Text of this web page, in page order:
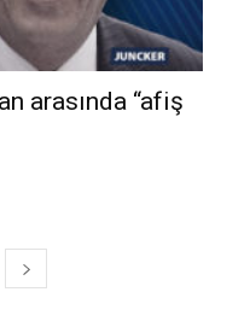
arasında “afiş